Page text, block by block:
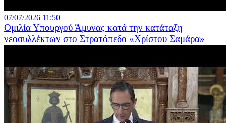
07/07/2026 11:50
Ομιλία Υπουργού Άμυνας κατά την κατάταξη
νεοσυλλέκτων στο Στρατόπεδο «Χρίστου Σαμάρα»